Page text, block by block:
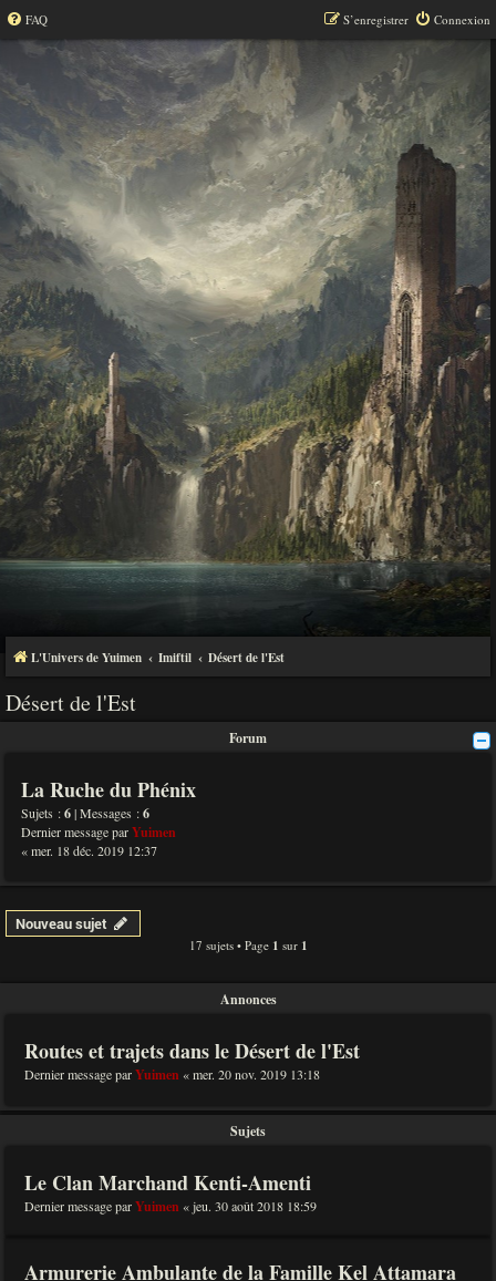
FAQ Connexion
S’enregistrer
L'Univers de Yuimen Imiftil Désert de l'Est
Désert de l'Est
Forum
La Ruche du Phénix
Sujets :6| Messages :6
Dernier message parYuimen
« mer. 18 déc. 2019 12:37
Nouveau sujet
17 sujets • Page 1 sur 1
Annonces
Routes et trajets dans le Désert de l'Est
Dernier message parYuimen «mer. 20 nov. 2019 13:18
Sujets
Le Clan Marchand Kenti-Amenti
Dernier message parYuimen «jeu. 30 août 2018 18:59
Armurerie Ambulante de la Famille Kel Attamara